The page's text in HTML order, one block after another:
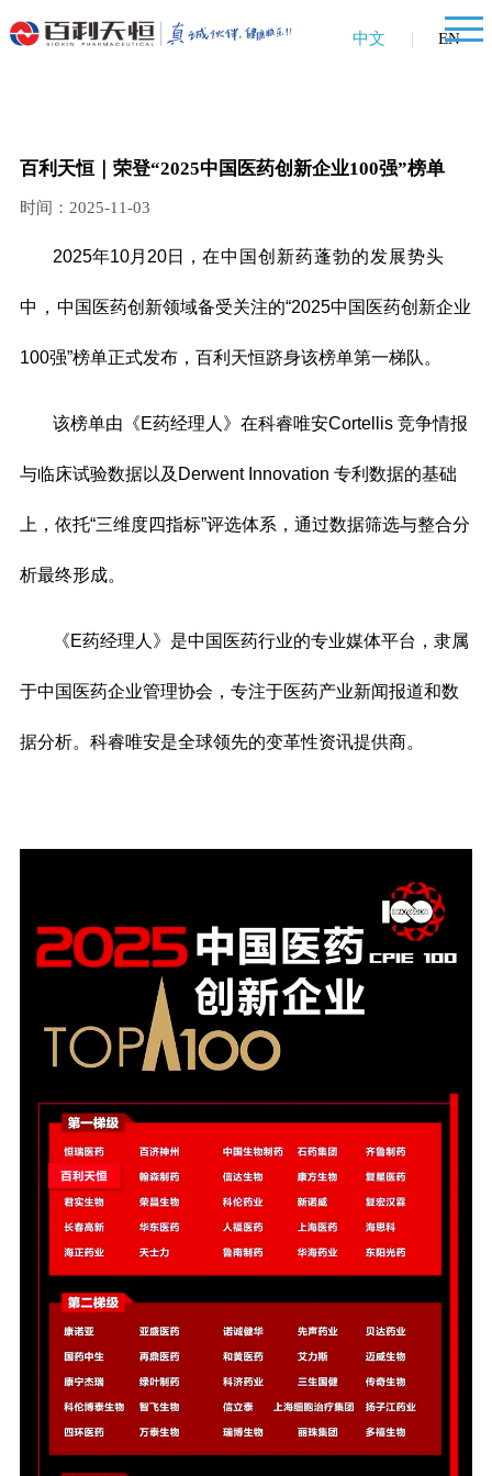
中文 | EN
百利天恒｜荣登“2025中国医药创新企业100强”榜单
时间：2025-11-03
2025年10月20日， 在中国创新药蓬勃的发展势头
中， 中国医药创新领域备受关注的“2025中国医药创新企业
100强”榜单正式发布， 百利天恒跻身该榜单第一梯队。
该榜单由《E药经理人》在科睿唯安Cortellis 竞争情报
与临床试验数据以及Derwent Innovation 专利数据的基础
上，依托“三维度四指标”评选体系，通过数据筛选与整合分
析最终形成。
《E药经理人》是中国医药行业的专业媒体平台，隶属
于中国医药企业管理协会，专注于医药产业新闻报道和数
据分析。 科睿唯安是全球领先的变革性资讯提供商。